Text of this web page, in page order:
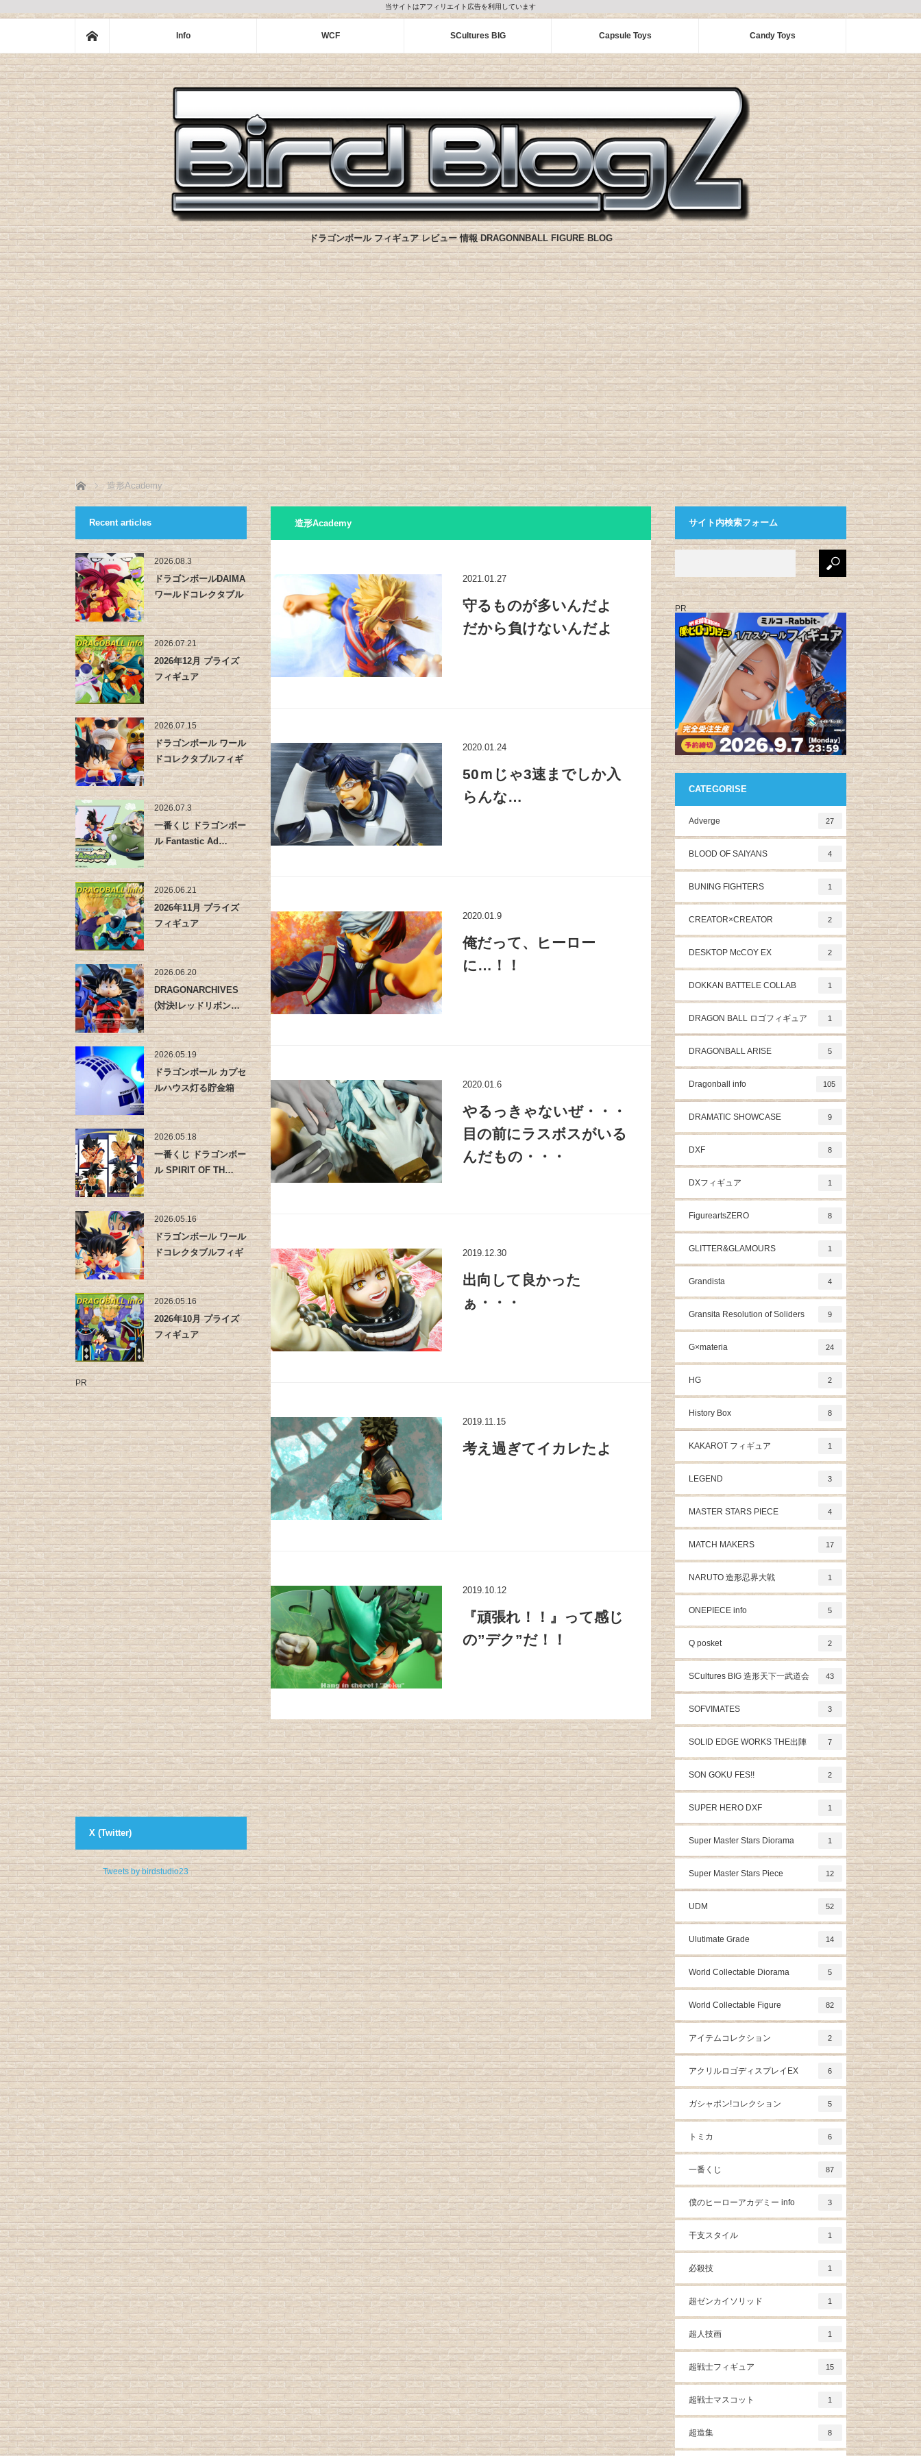
当サイトはアフィリエイト広告を利用しています
Info WCF SCultures BIG Capsule Toys Candy Toys
ドラゴンボール フィギュア レビュー 情報 DRAGONNBALL FIGURE BLOG
ホーム 造形Academy
造形Academy
2021.01.27
守るものが多いんだよ
だから負けないんだよ
2020.01.24
50ｍじゃ3速までしか入
らんな…
2020.01.9
俺だって、ヒーロー
に…！！
2020.01.6
やるっきゃないぜ・・・
目の前にラスボスがいる
んだもの・・・
2019.12.30
出向して良かった
ぁ・・・
2019.11.15
考え過ぎてイカレたよ
2019.10.12
『頑張れ！！』って感じ
の”デク”だ！！
Recent articles
2026.08.3
ドラゴンボールDAIMA
ワールドコレクタブル
フィ…
2026.07.21
2026年12月 プライズ
フィギュア
2026.07.15
ドラゴンボール ワール
ドコレクタブルフィギ
ュア -…
2026.07.3
一番くじ ドラゴンボー
ル Fantastic Ad…
2026.06.21
2026年11月 プライズ
フィギュア
2026.06.20
DRAGONARCHIVES
(対決!レッドリボン…
2026.05.19
ドラゴンボール カプセ
ルハウス灯る貯金箱
2026.05.18
一番くじ ドラゴンボー
ル SPIRIT OF TH…
2026.05.16
ドラゴンボール ワール
ドコレクタブルフィギ
ュア -…
2026.05.16
2026年10月 プライズ
フィギュア
PR
X (Twitter)
Tweets by birdstudio23
サイト内検索フォーム
PR
CATEGORISE
Adverge 27
BLOOD OF SAIYANS 4
BUNING FIGHTERS 1
CREATOR×CREATOR 2
DESKTOP McCOY EX 2
DOKKAN BATTELE COLLAB 1
DRAGON BALL ロゴフィギュア 1
DRAGONBALL ARISE 5
Dragonball info 105
DRAMATIC SHOWCASE 9
DXF 8
DXフィギュア 1
FigureartsZERO 8
GLITTER&GLAMOURS 1
Grandista 4
Gransita Resolution of Soliders 9
G×materia 24
HG 2
History Box 8
KAKAROT フィギュア 1
LEGEND 3
MASTER STARS PIECE 4
MATCH MAKERS 17
NARUTO 造形忍界大戦 1
ONEPIECE info 5
Q posket 2
SCultures BIG 造形天下一武道会 43
SOFVIMATES 3
SOLID EDGE WORKS THE出陣 7
SON GOKU FES!! 2
SUPER HERO DXF 1
Super Master Stars Diorama 1
Super Master Stars Piece 12
UDM 52
Ulutimate Grade 14
World Collectable Diorama 5
World Collectable Figure 82
アイテムコレクション 2
アクリルロゴディスプレイEX 6
ガシャポン!コレクション 5
トミカ 6
一番くじ 87
僕のヒーローアカデミー info 3
干支スタイル 1
必殺技 1
超ゼンカイソリッド 1
超人技画 1
超戦士フィギュア 15
超戦士マスコット 1
超造集 8